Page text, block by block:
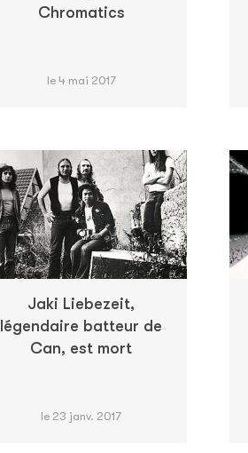
Chromatics
le 4 mai 2017
Jaki Liebezeit,
légendaire batteur de
Can, est mort
le 23 janv. 2017